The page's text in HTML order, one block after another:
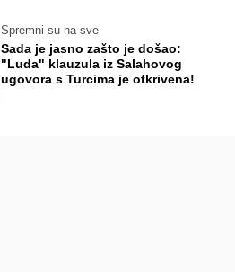
Spremni su na sve
Sada je jasno zašto je došao:
"Luda" klauzula iz Salahovog
ugovora s Turcima je otkrivena!